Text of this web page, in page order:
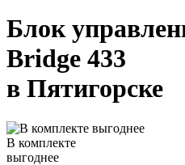
Блок
Bridge 433
в Пятигорске
В комплекте
выгоднее